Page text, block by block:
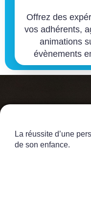
Offrez des
vos adhérents,
animations
évènements
La réussite d’une
de son enfance.